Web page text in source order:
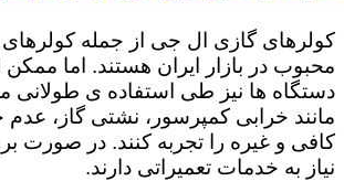
کولرهای گازی ال جی از جمله کولرهای
محبوب در بازار ایران هستند. اما
دستگاه ها نیز طی استفاده ی طولانی
مانند خرابی کمپرسور، نشتی گاز،
کافی و غیره را تجربه کنند. در صورت
نیاز به خدمات تعمیراتی دارند.